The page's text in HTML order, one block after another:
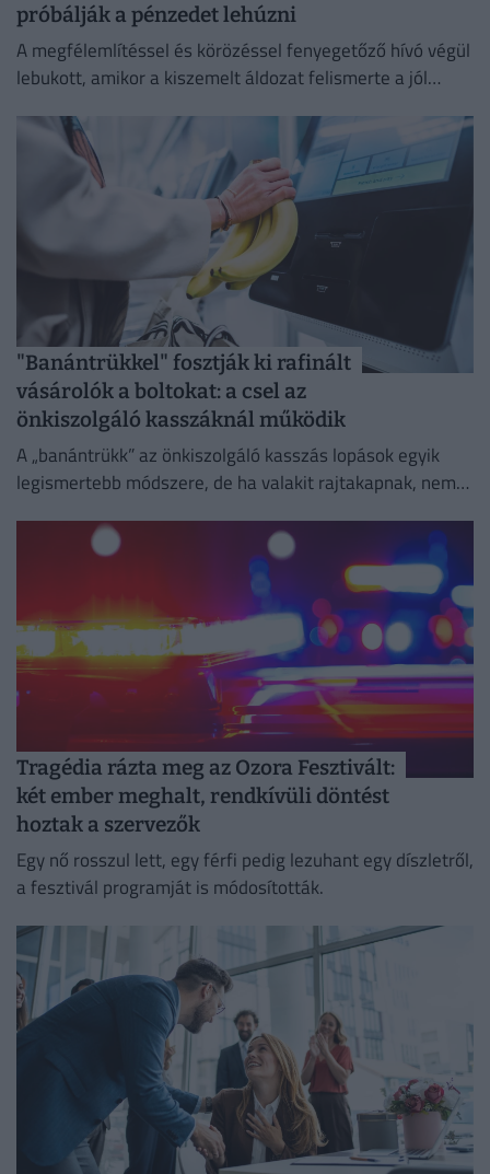
próbálják a pénzedet lehúzni
A megfélemlítéssel és körözéssel fenyegetőző hívó végül
lebukott, amikor a kiszemelt áldozat felismerte a jól
elkövetőt.
"Banántrükkel" fosztják ki rafinált
vásárolók a boltokat: a csel az
önkiszolgáló kasszáknál működik
A „banántrükk” az önkiszolgáló kasszás lopások egyik
legismertebb módszere, de ha valakit rajtakapnak, nem
Tragédia rázta meg az Ozora Fesztivált:
két ember meghalt, rendkívüli döntést
hoztak a szervezők
Egy nő rosszul lett, egy férfi pedig lezuhant egy díszletről,
a fesztivál programját is módosították.